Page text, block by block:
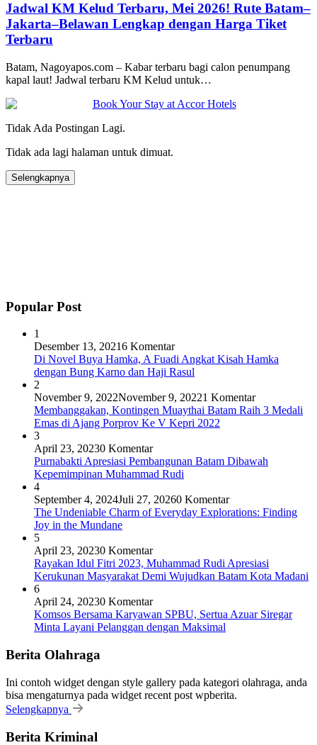
Jadwal KM Kelud Terbaru, Mei 2026! Rute Batam–
Jakarta–Belawan Lengkap dengan Harga Tiket
Terbaru
Batam, Nagoyapos.com – Kabar terbaru bagi calon penumpang
kapal laut! Jadwal terbaru KM Kelud untuk…
Tidak Ada Postingan Lagi.
Tidak ada lagi halaman untuk dimuat.
Selengkapnya
Popular Post
1
Desember 13, 20216 Komentar
Di Novel Buya Hamka, A Fuadi Angkat Kisah Hamka
dengan Bung Karno dan Haji Rasul
2
November 9, 2022November 9, 20221 Komentar
Membanggakan, Kontingen Muaythai Batam Raih 3 Medali
Emas di Ajang Porprov Ke V Kepri 2022
3
April 23, 20230 Komentar
Purnabakti Apresiasi Pembangunan Batam Dibawah
Kepemimpinan Muhammad Rudi
4
September 4, 2024Juli 27, 20260 Komentar
The Undeniable Charm of Everyday Explorations: Finding
Joy in the Mundane
5
April 23, 20230 Komentar
Rayakan Idul Fitri 2023, Muhammad Rudi Apresiasi
Kerukunan Masyarakat Demi Wujudkan Batam Kota Madani
6
April 24, 20230 Komentar
Komsos Bersama Karyawan SPBU, Sertua Azuar Siregar
Minta Layani Pelanggan dengan Maksimal
Berita Olahraga
Ini contoh widget dengan style gallery pada kategori olahraga, anda
bisa mengaturnya pada widget recent post wpberita.
Selengkapnya
Berita Kriminal